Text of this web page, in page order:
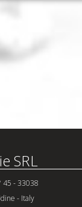
SRL
45 - 33038
- Italy